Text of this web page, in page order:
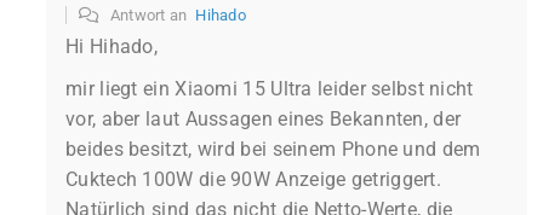
Antwort an Hihado
Hi Hihado,
mir liegt ein Xiaomi 15 Ultra leider selbst nicht
vor, aber laut Aussagen eines Bekannten, der
beides besitzt, wird bei seinem Phone und dem
Cuktech 100W die 90W Anzeige getriggert.
Natürlich sind das nicht die Netto-Werte, die